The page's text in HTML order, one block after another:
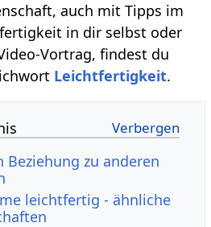
auch mit Tipps im
in dir selbst oder
Vortrag, findest du
Leichtfertigkeit.
zu anderen
leichtfertig - ähnliche